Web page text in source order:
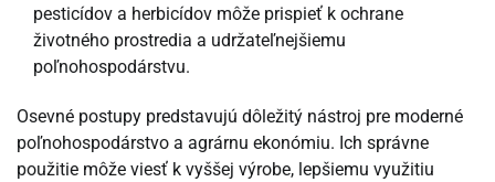
pesticídov a herbicídov môže prispieť k ochrane
životného prostredia a udržateľnejšiemu
poľnohospodárstvu.
Osevné postupy predstavujú dôležitý nástroj pre moderné
poľnohospodárstvo a agrárnu ekonómiu. Ich správne
použitie môže viesť k vyššej výrobe, lepšiemu využitiu